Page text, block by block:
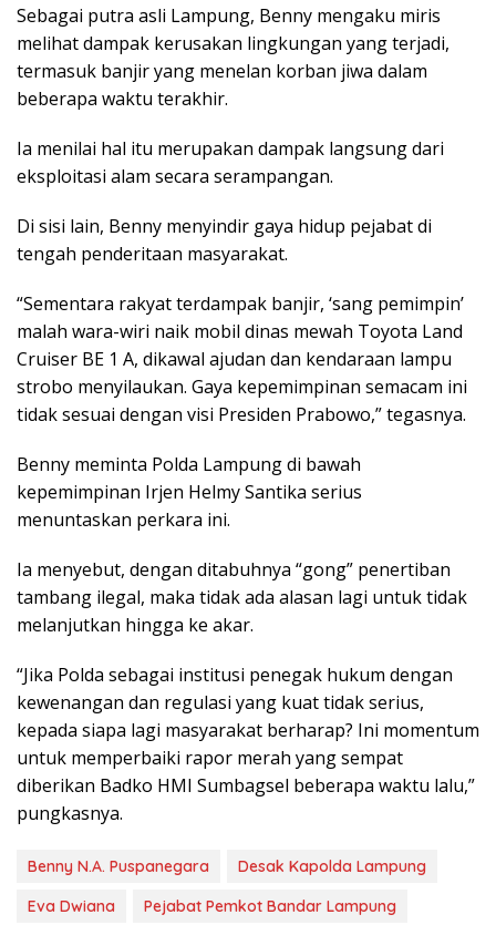
Sebagai putra asli Lampung, Benny mengaku miris
melihat dampak kerusakan lingkungan yang terjadi,
termasuk banjir yang menelan korban jiwa dalam
beberapa waktu terakhir.
Ia menilai hal itu merupakan dampak langsung dari
eksploitasi alam secara serampangan.
Di sisi lain, Benny menyindir gaya hidup pejabat di
tengah penderitaan masyarakat.
“Sementara rakyat terdampak banjir, ‘sang pemimpin’
malah wara-wiri naik mobil dinas mewah Toyota Land
Cruiser BE 1 A, dikawal ajudan dan kendaraan lampu
strobo menyilaukan. Gaya kepemimpinan semacam ini
tidak sesuai dengan visi Presiden Prabowo,” tegasnya.
Benny meminta Polda Lampung di bawah
kepemimpinan Irjen Helmy Santika serius
menuntaskan perkara ini.
Ia menyebut, dengan ditabuhnya “gong” penertiban
tambang ilegal, maka tidak ada alasan lagi untuk tidak
melanjutkan hingga ke akar.
“Jika Polda sebagai institusi penegak hukum dengan
kewenangan dan regulasi yang kuat tidak serius,
kepada siapa lagi masyarakat berharap? Ini momentum
untuk memperbaiki rapor merah yang sempat
diberikan Badko HMI Sumbagsel beberapa waktu lalu,”
pungkasnya.
Benny N.A. Puspanegara
Desak Kapolda Lampung
Eva Dwiana
Pejabat Pemkot Bandar Lampung